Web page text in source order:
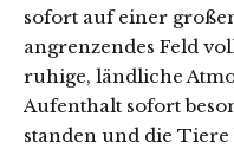
sofort auf einer
angrenzendes Feld
ruhige, ländliche
Aufenthalt sofort
standen und die